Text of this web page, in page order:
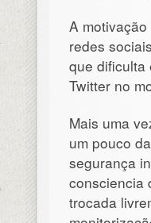
A
redes
que dificulta
Twitter no
Mais uma
um pouco
segurança
consciencia
trocada